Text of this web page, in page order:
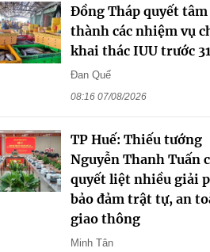
Đồng Tháp quyết tâm
thành các nhiệm vụ
khai thác IUU trước
Đan Quế
08:16 07/08/2026
TP Huế: Thiếu tướng
Nguyễn Thanh Tuấn
quyết liệt nhiều giải
bảo đảm trật tự, an
giao thông
Minh Tân